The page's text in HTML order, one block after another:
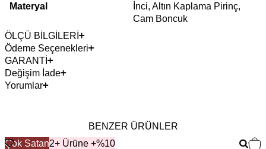
Materyal
İnci, Altın Kaplama Pirinç,
Cam Boncuk
ÖLÇÜ BİLGİLERİ
Ödeme Seçenekleri
GARANTİ
Değişim İade
Yorumlar
BENZER ÜRÜNLER
Çok Satan2+ Ürüne +%10